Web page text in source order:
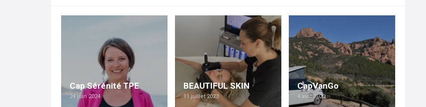
Cap Sérénité TPE
24 juin 2024
BEAUTIFUL SKIN
11 juillet 2023
CapVanGo
4 avril 2023